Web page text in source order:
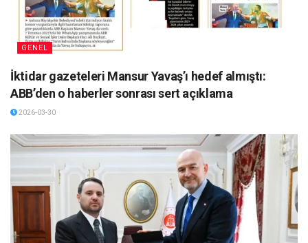
GENEL
İktidar gazeteleri Mansur Yavaş’ı hedef almıştı:
ABB’den o haberler sonrası sert açıklama
2026-03-30